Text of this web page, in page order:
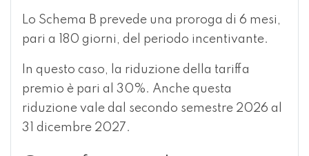
Lo Schema B prevede una proroga di 6 mesi,
pari a 180 giorni, del periodo incentivante.
In questo caso, la riduzione della tariffa
premio è pari al 30%. Anche questa
riduzione vale dal secondo semestre 2026 al
31 dicembre 2027.